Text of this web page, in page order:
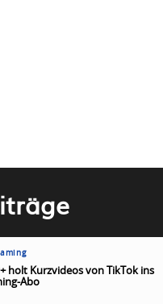
holt Kurzvideos von TikTok ins
Abo